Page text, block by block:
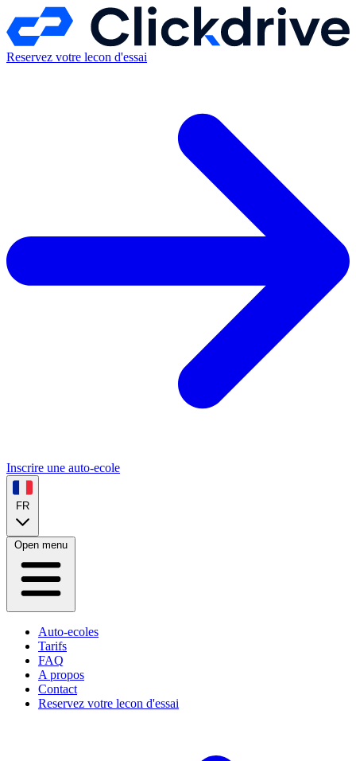
Reservez votre lecon d'essai
Inscrire une auto-ecole
FR
Open menu
Auto-ecoles
Tarifs
FAQ
A propos
Contact
Reservez votre lecon d'essai